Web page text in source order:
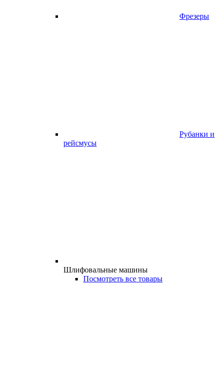
Фрезеры
Рубанки и
рейсмусы
Шлифовальные машины
Посмотреть все товары